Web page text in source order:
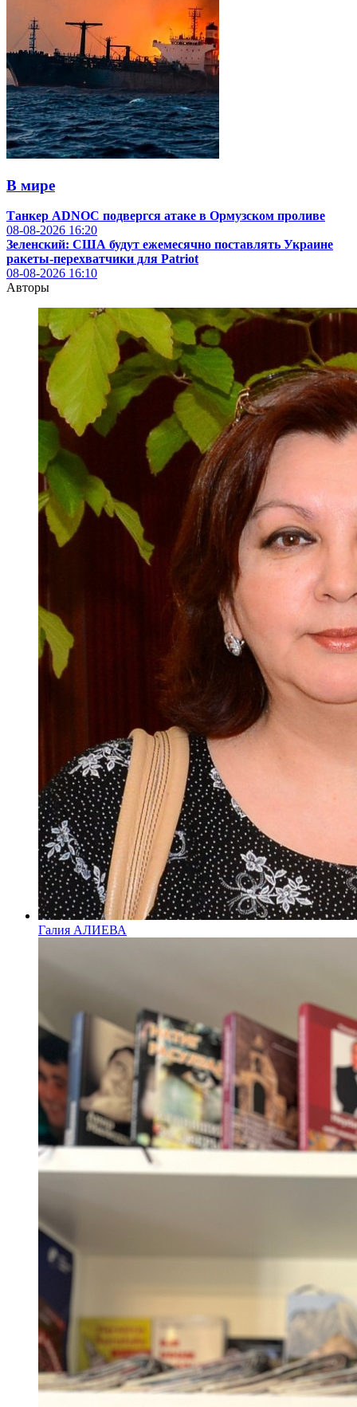
В мире
Танкер ADNOC подвергся атаке в Ормузском проливе
08-08-2026 16:20
Зеленский: США будут ежемесячно поставлять Украине
ракеты-перехватчики для Patriot
08-08-2026 16:10
Авторы
Галия АЛИЕВА